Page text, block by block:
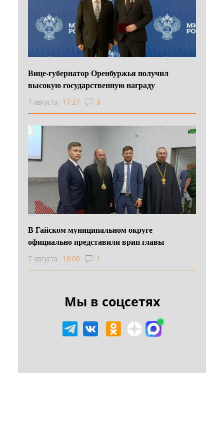
Вице-губернатор Оренбуржья получил
высокую государственную награду
7 августа 17:27 8
В Гайском муниципальном округе
официально представили врип главы
7 августа 16:08 1
Мы в соцсетях